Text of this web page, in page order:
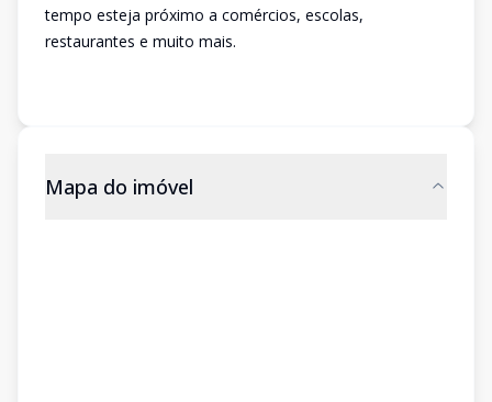
tempo esteja próximo a comércios, escolas,
restaurantes e muito mais.
Mapa do imóvel